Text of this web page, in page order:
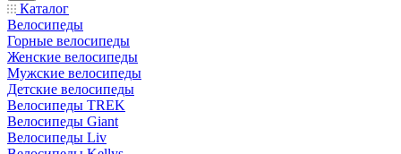
Каталог
Велосипеды
Горные велосипеды
Женские велосипеды
Мужские велосипеды
Детские велосипеды
Велосипеды TREK
Велосипеды Giant
Велосипеды Liv